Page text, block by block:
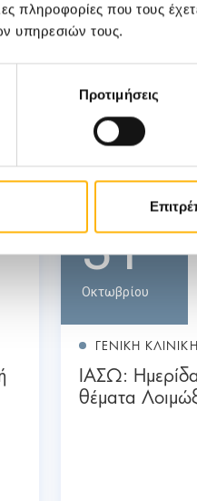
πληροφορίες που τους
υπηρεσιών τους.
Προτιμήσεις
31
Οκτωβρίου
ΓΕΝΙΚΗ ΚΛΙΝΙΚΗ
ΙΑΣΩ:
θέματα